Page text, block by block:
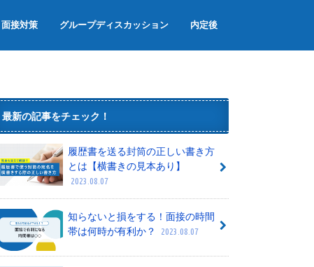
面接対策
面接のマナー
面接でよく聞かれる質問
グループディスカッション
グループワーク
内定後
内定辞退
内定者懇親会
内定式
最新の記事をチェック！
履歴書を送る封筒の正しい書き方
とは【横書きの見本あり】
2023.08.07
知らないと損をする！面接の時間
帯は何時が有利か？
2023.08.07